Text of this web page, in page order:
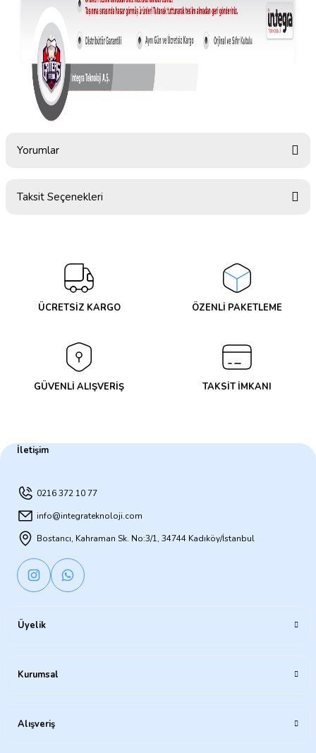
Yorumlar
Taksit Seçenekleri
ÜCRETSİZ KARGO ÖZENLİ PAKETLEME
GÜVENLİ ALIŞVERİŞ TAKSİT İMKANI
İletişim
0216 372 10 77
info@integrateknoloji.com
Bostancı, Kahraman Sk. No:3/1, 34744 Kadıköy/İstanbul
Üyelik
Kurumsal
Alışveriş